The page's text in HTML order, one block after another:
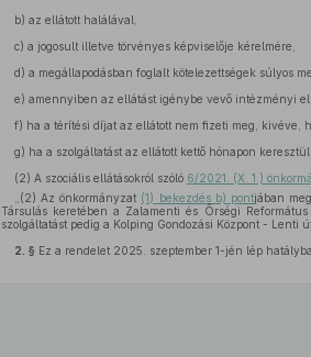
b) az ellátott halálával,
c) a jogosult illetve törvényes képviselője kérelmére,
d) a megállapodásban foglalt kötelezettségek súlyos
e) amennyiben az ellátást igénybe vevő intézményi
f) ha a térítési díjat az ellátott nem fizeti meg, kivéve,
g) ha a szolgáltatást az ellátott kettő hónapon
(2) A szociális ellátásokról szóló 6/2021. (X. 1.)
„(2) Az önkormányzat (1) bekezdés b) pontjában
Társulás keretében a Zalamenti és Őrségi
szolgáltatást pedig a Kolping Gondozási Központ - Lenti
2. § Ez a rendelet 2025. szeptember 1-jén lép